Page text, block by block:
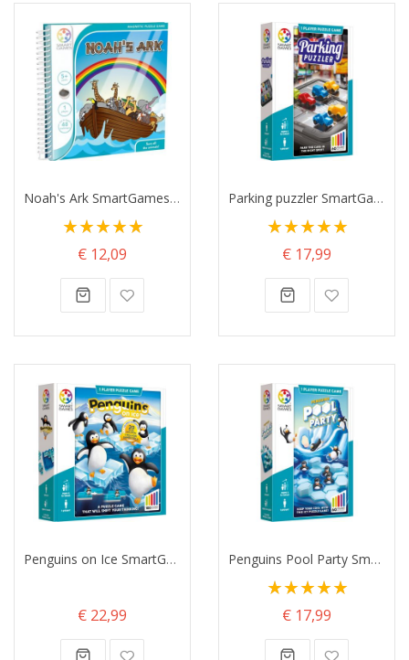
Noah's Ark SmartGames Travel
Waardering:
100%€ 12,09
Parking puzzler SmartGames
Waardering:
100%€ 17,99
Penguins on Ice SmartGames
€ 22,99
Penguins Pool Party SmartGames
Waardering:
100%€ 17,99